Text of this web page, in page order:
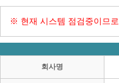
※ 현재 시스템 점검중이므
회사명